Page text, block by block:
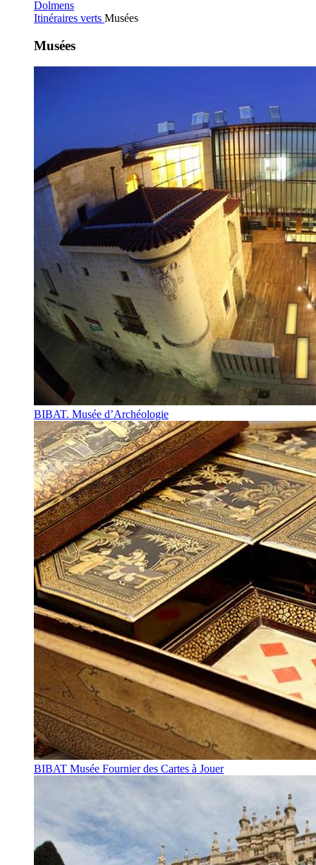
Dolmens
Itinéraires verts Musées
Musées
BIBAT. Musée d’Archéologie
BIBAT Musée Fournier des Cartes à Jouer